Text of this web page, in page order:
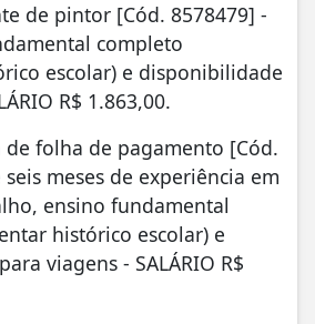
de pintor [Cód. 8578479] -
completo
escolar) e disponibilidade
R$ 1.863,00.
de folha de pagamento [Cód.
meses de experiência em
ensino fundamental
histórico escolar) e
viagens - SALÁRIO R$